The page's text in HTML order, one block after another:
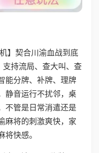
】契合川渝血战到底
持流局、查大叫、查
能分牌、补牌、理牌
静音运行不扰邻，桌
不管是日常消遣还是
麻将的刺激爽快，家
快感。